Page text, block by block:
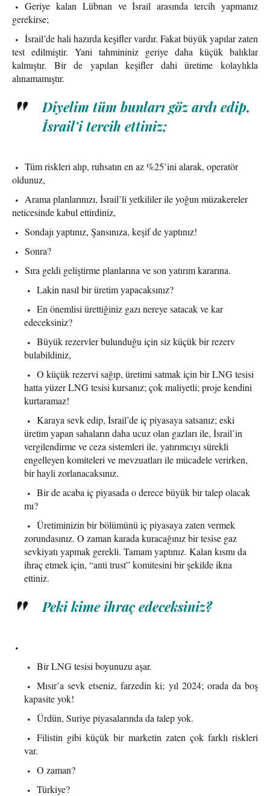
Geriye kalan Lübnan ve İsrail arasında tercih yapmanız
gerekirse;
İsrail’de hali hazırda keşifler vardır. Fakat büyük yapılar zaten
test edilmiştir. Yani tahmininiz geriye daha küçük balıklar
kalmıştır. Bir de yapılan keşifler dahi üretime kolaylıkla
alınamamıştır.
Diyelim tüm bunları göz ardı edip,
İsrail’i tercih ettiniz;
Tüm riskleri alıp, ruhsatın en az %25’ini alarak, operatör
oldunuz,
Arama planlarınızı, İsrail’li yetkililer ile yoğun müzakereler
neticesinde kabul ettirdiniz,
Sondajı yaptınız, Şansınıza, keşif de yaptınız!
Sonra?
Sıra geldi geliştirme planlarına ve son yatırım kararına.
Lakin nasıl bir üretim yapacaksınız?
En önemlisi ürettiğiniz gazı nereye satacak ve kar
edeceksiniz?
Büyük rezervler bulunduğu için siz küçük bir rezerv
bulabildiniz,
O küçük rezervi sağıp, üretimi satmak için bir LNG tesisi
hatta yüzer LNG tesisi kursanız; çok maliyetli; proje kendini
kurtaramaz!
Karaya sevk edip, İsrail’de iç piyasaya satsanız; eski
üretim yapan sahaların daha ucuz olan gazları ile, İsrail’in
vergilendirme ve ceza sistemleri ile, yatırımcıyı sürekli
engelleyen komiteleri ve mevzuatları ile mücadele verirken,
bir hayli zorlanacaksınız.
Bir de acaba iç piyasada o derece büyük bir talep olacak
mı?
Üretiminizin bir bölümünü iç piyasaya zaten vermek
zorundasınız. O zaman karada kuracağınız bir tesise gaz
sevkiyatı yapmak gerekli. Tamam yaptınız. Kalan kısmı da
ihraç etmek için, “anti trust” komitesini bir şekilde ikna
ettiniz.
Peki kime ihraç edeceksiniz?
Bir LNG tesisi boyunuzu aşar.
Mısır’a sevk etseniz, farzedin ki; yıl 2024; orada da boş
kapasite yok!
Ürdün, Suriye piyasalarında da talep yok.
Filistin gibi küçük bir marketin zaten çok farklı riskleri
var.
O zaman?
Türkiye?